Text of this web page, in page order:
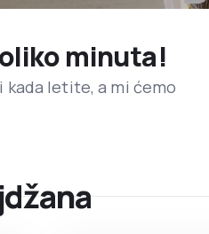
minuta!
letite, a mi ćemo